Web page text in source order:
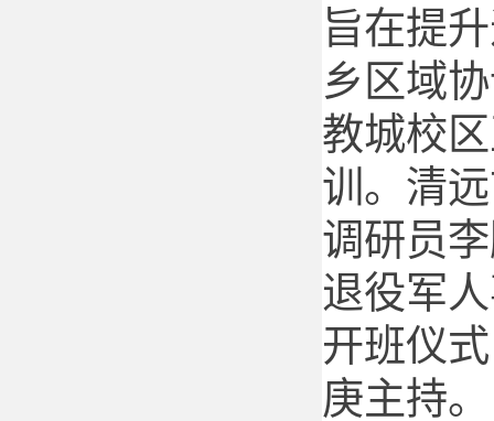
旨在提
乡区域
教城校
训。清
调研员
退役军
开班仪
庚主持。